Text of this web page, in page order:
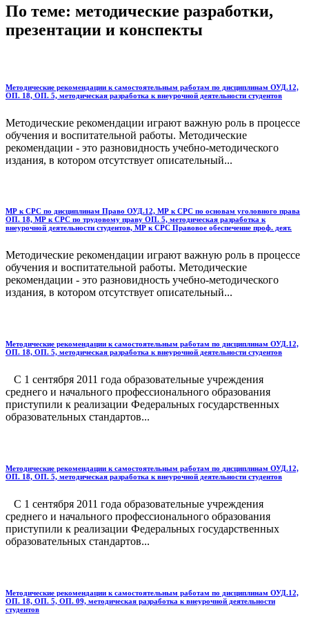
По теме: методические разработки,
презентации и конспекты
Методические рекомендации к самостоятельным работам по дисциплинам ОУД.12,
ОП. 18, ОП. 5, методическая разработка к внеурочной деятельности студентов
Методические рекомендации играют важную роль в процессе
обучения и воспитательной работы. Методические
рекомендации - это разновидность учебно-методического
издания, в котором отсутствует описательный...
МР к СРС по дисциплинам Право ОУД.12, МР к СРС по основам уголовного права
ОП. 18, МР к СРС по трудовому праву ОП. 5, методическая разработка к
внеурочной деятельности студентов, МР к СРС Правовое обеспечение проф. деят.
Методические рекомендации играют важную роль в процессе
обучения и воспитательной работы. Методические
рекомендации - это разновидность учебно-методического
издания, в котором отсутствует описательный...
Методические рекомендации к самостоятельным работам по дисциплинам ОУД.12,
ОП. 18, ОП. 5, методическая разработка к внеурочной деятельности студентов
С 1 сентября 2011 года образовательные учреждения
среднего и начального профессионального образования
приступили к реализации Федеральных государственных
образовательных стандартов...
Методические рекомендации к самостоятельным работам по дисциплинам ОУД.12,
ОП. 18, ОП. 5, методическая разработка к внеурочной деятельности студентов
С 1 сентября 2011 года образовательные учреждения
среднего и начального профессионального образования
приступили к реализации Федеральных государственных
образовательных стандартов...
Методические рекомендации к самостоятельным работам по дисциплинам ОУД.12,
ОП. 18, ОП. 5, ОП. 09, методическая разработка к внеурочной деятельности
студентов